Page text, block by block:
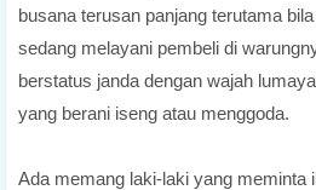
busana terusan panjang terutama
sedang melayani pembeli di
berstatus janda dengan wajah
yang berani iseng atau menggoda.
Ada memang laki-laki yang meminta